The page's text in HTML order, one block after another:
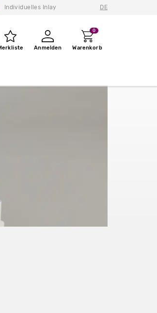
Individuelles Inlay DE
Anmelden
0
Warenkorb